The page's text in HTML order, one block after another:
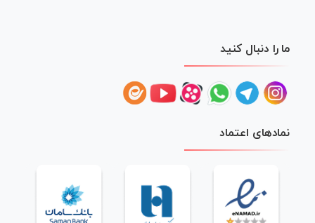
ما را دنبال کنید
نمادهای اعتماد